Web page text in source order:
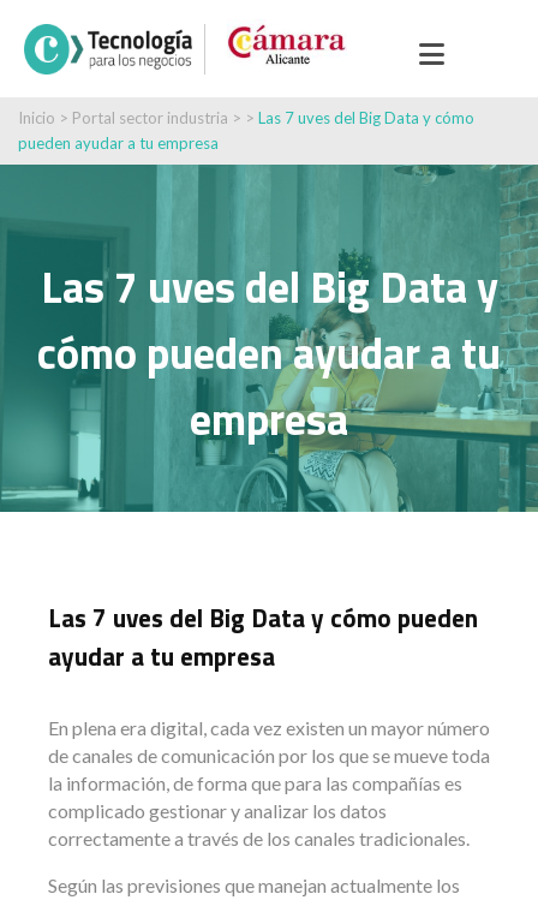
Inicio > Portal sector industria > > Las 7 uves del Big Data y cómo
pueden ayudar a tu empresa
Las 7 uves del Big Data y
cómo pueden ayudar a tu
empresa
Las 7 uves del Big Data y cómo pueden
ayudar a tu empresa
En plena era digital, cada vez existen un mayor número
de canales de comunicación por los que se mueve toda
la información, de forma que para las compañías es
complicado gestionar y analizar los datos
correctamente a través de los canales tradicionales.
Según las previsiones que manejan actualmente los